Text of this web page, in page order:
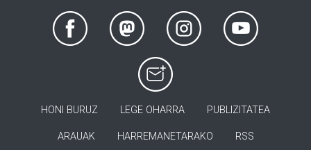
HONI BURUZ LEGE OHARRA PUBLIZITATEA
ARAUAK HARREMANETARAKO RSS